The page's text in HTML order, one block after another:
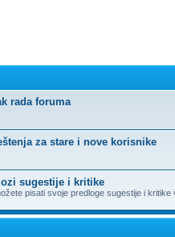
rada foruma
za stare i nove korisnike
sugestije i kritike
pisati svoje predloge sugestije i kritike